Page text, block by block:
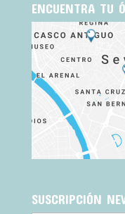
ENCUENTRA TU
SUSCRIPCIÓN